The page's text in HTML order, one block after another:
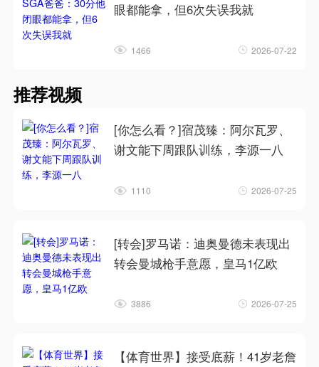
眼都能拿，但6次失误我就
1466 2026-07-22
推荐视频
[你怎么看？]宿茂臻：阿尔瓦罗、
谢文能下周跟队训练，李源一八
1110 2026-07-25
[转会]罗马诺：迪奥曼德未表现出
转会曼城枪手意愿，皇马1亿欧
3886 2026-07-25
【体育世界】接受底薪！41岁老詹